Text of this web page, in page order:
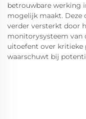
betrouwbare werking
mogelijk maakt. Deze
verder versterkt door
monitorysysteem van
uitoefent over kritieke
waarschuwt bij